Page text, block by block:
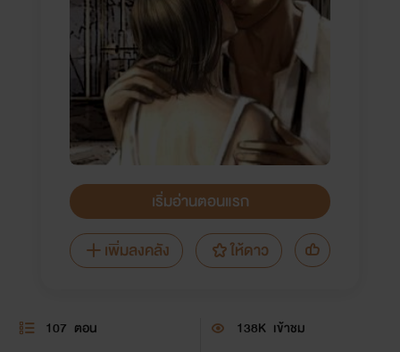
เริ่มอ่านตอนแรก
เพิ่มลงคลัง
ให้ดาว
107 ตอน 138K เข้าชม